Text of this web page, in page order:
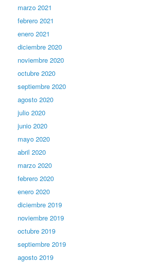
marzo 2021
febrero 2021
enero 2021
diciembre 2020
noviembre 2020
octubre 2020
septiembre 2020
agosto 2020
julio 2020
junio 2020
mayo 2020
abril 2020
marzo 2020
febrero 2020
enero 2020
diciembre 2019
noviembre 2019
octubre 2019
septiembre 2019
agosto 2019